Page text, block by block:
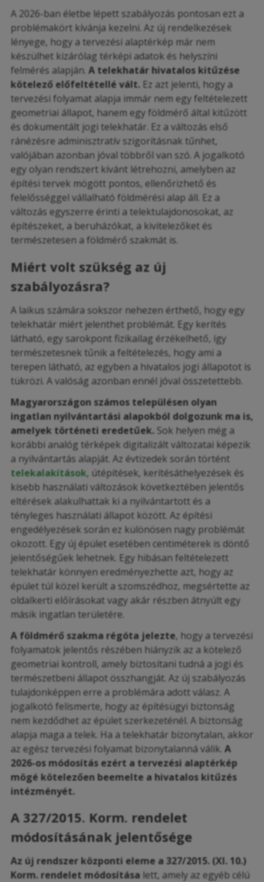
A 2026-ban életbe lépett szabályozás pontosan ezt a
problémakört kívánja kezelni. Az új rendelkezések
lényege, hogy a tervezési alaptérkép már nem
készülhet kizárólag térképi adatok és helyszíni
felmérés alapján. A telekhatár hivatalos kitűzése
kötelező előfeltétellé vált. Ez azt jelenti, hogy a
tervezési folyamat alapja immár nem egy feltételezett
geometriai állapot, hanem egy földmérő által kitűzött
és dokumentált jogi telekhatár. Ez a változás első
ránézésre adminisztratív szigorításnak tűnhet,
valójában azonban jóval többről van szó. A jogalkotó
egy olyan rendszert kívánt létrehozni, amelyben az
építési tervek mögött pontos, ellenőrizhető és
felelősséggel vállalható földmérési alap áll. Ez a
változás egyszerre érinti a telektulajdonosokat, az
építészeket, a beruházókat, a kivitelezőket és
természetesen a földmérő szakmát is.
Miért volt szükség az új
szabályozásra?
A laikus számára sokszor nehezen érthető, hogy egy
telekhatár miért jelenthet problémát. Egy kerítés
látható, egy sarokpont fizikailag érzékelhető, így
természetesnek tűnik a feltételezés, hogy ami a
terepen látható, az egyben a hivatalos jogi állapotot is
tükrözi. A valóság azonban ennél jóval összetettebb.
Magyarországon számos településen olyan
ingatlan nyilvántartási alapokból dolgozunk ma is,
amelyek történeti eredetűek.Sok helyen még a
korábbi analóg térképek digitalizált változatai képezik
a nyilvántartás alapját. Az évtizedek során történt
telekalakítások, útépítések, kerítésáthelyezések és
kisebb használati változások következtében jelentős
eltérések alakulhattak ki a nyilvántartott és a
tényleges használati állapot között. Az építési
engedélyezések során ez különösen nagy problémát
okozott. Egy új épület esetében centiméterek is döntő
jelentőségűek lehetnek. Egy hibásan feltételezett
telekhatár könnyen eredményezhette azt, hogy az
épület túl közel került a szomszédhoz, megsértette az
oldalkerti előírásokat vagy akár részben átnyúlt egy
másik ingatlan területére.
A földmérő szakma régóta jelezte, hogy a tervezési
folyamatok jelentős részében hiányzik az a kötelező
geometriai kontroll, amely biztosítani tudná a jogi és
természetbeni állapot összhangját. Az új szabályozás
tulajdonképpen erre a problémára adott válasz. A
jogalkotó felismerte, hogy az építésügyi biztonság
nem kezdődhet az épület szerkezeténél. A biztonság
alapja maga a telek. Ha a telekhatár bizonytalan, akkor
az egész tervezési folyamat bizonytalanná válik. A
2026-os módosítás ezért a tervezési alaptérkép
mögé kötelezően beemelte a hivatalos kitűzés
intézményét.
A 327/2015. Korm. rendelet
módosításának jelentősége
Az új rendszer központi eleme a 327/2015. (XI. 10.)
Korm. rendelet módosítása lett, amely az egyéb célú